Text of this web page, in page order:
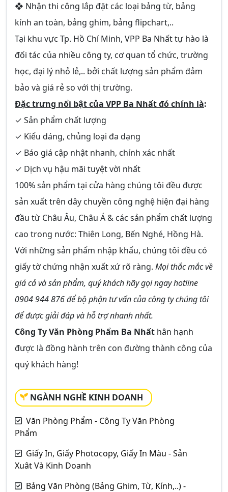
❖ Nhận thi công lắp đặt các loại bảng từ, bảng
kính an toàn, bảng ghim, bảng flipchart,..
Tại khu vực Tp. Hồ Chí Minh, VPP Ba Nhất tự hào là
đối tác của nhiều công ty, cơ quan tổ chức, trường
học, đại lý nhỏ lẻ,.. bởi chất lượng sản phẩm đảm
bảo và giá rẻ so với thị trường.
Đặc trưng nổi bật của VPP Ba Nhất đó chính là:
✓ Sản phẩm chất lượng
✓ Kiểu dáng, chủng loại đa dạng
✓ Báo giá cập nhật nhanh, chính xác nhất
✓ Dịch vụ hậu mãi tuyệt vời nhất
100% sản phẩm tại cửa hàng chúng tôi đều được
sản xuất trên dây chuyền công nghệ hiện đại hàng
đầu từ Châu Âu, Châu Á & các sản phẩm chất lượng
cao trong nước: Thiên Long, Bến Nghé, Hồng Hà.
Với những sản phẩm nhập khẩu, chúng tôi đều có
giấy tờ chứng nhận xuất xứ rõ ràng. Mọi thắc mắc về
giá cả và sản phẩm, quý khách hãy gọi ngay hotline
0904 944 876 để bộ phận tư vấn của công ty chúng tôi
để được giải đáp và hỗ trợ nhanh nhất.
Công Ty Văn Phòng Phẩm Ba Nhất hân hạnh
được là đồng hành trên con đường thành công của
quý khách hàng!
NGÀNH NGHỀ KINH DOANH
Văn Phòng Phẩm - Công Ty Văn Phòng
Phẩm
Giấy In, Giấy Photocopy, Giấy In Màu - Sản
Xuât Và Kinh Doanh
Bảng Văn Phòng (Bảng Ghim, Từ, Kính,..) -